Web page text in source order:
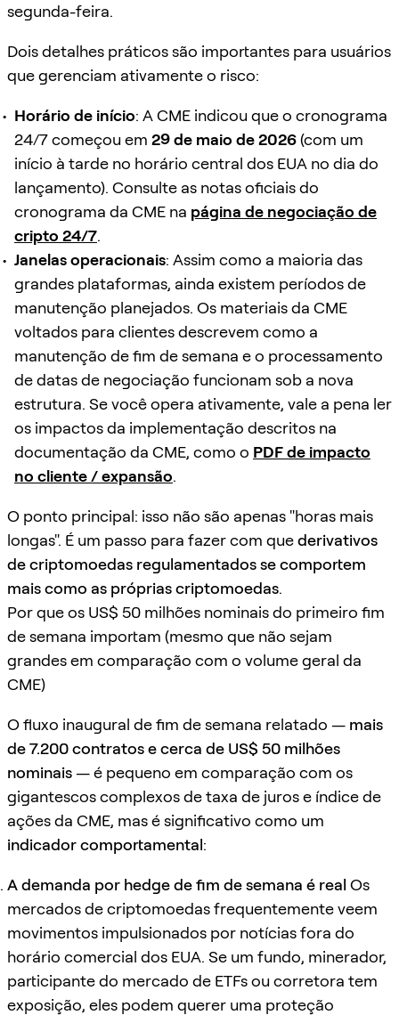
segunda-feira.
Dois detalhes práticos são importantes para usuários
que gerenciam ativamente o risco:
Horário de início: A CME indicou que o cronograma
24/7 começou em 29 de maio de 2026(com um
início à tarde no horário central dos EUA no dia do
lançamento). Consulte as notas oficiais do
cronograma da CME na página de negociação de
cripto 24/7.
Janelas operacionais: Assim como a maioria das
grandes plataformas, ainda existem períodos de
manutenção planejados. Os materiais da CME
voltados para clientes descrevem como a
manutenção de fim de semana e o processamento
de datas de negociação funcionam sob a nova
estrutura. Se você opera ativamente, vale a pena ler
os impactos da implementação descritos na
documentação da CME, como o PDF de impacto
no cliente / expansão.
O ponto principal: isso não são apenas "horas mais
longas". É um passo para fazer com quederivativos
de criptomoedas regulamentados se comportem
mais como as próprias criptomoedas.
Por que os US$ 50 milhões nominais do primeiro fim
de semana importam (mesmo que não sejam
grandes em comparação com o volume geral da
CME)
O fluxo inaugural de fim de semana relatado — mais
de 7.200 contratos e cerca de US$ 50 milhões
nominais— é pequeno em comparação com os
gigantescos complexos de taxa de juros e índice de
ações da CME, mas é significativo como um
indicador comportamental:
A demanda por hedge de fim de semana é real Os
mercados de criptomoedas frequentemente veem
movimentos impulsionados por notícias fora do
horário comercial dos EUA. Se um fundo, minerador,
participante do mercado de ETFs ou corretora tem
exposição, eles podem querer uma proteção